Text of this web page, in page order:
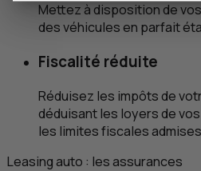
Mettez à disposition de
des véhicules en parfait
Fiscalité réduite
Réduisez les impôts de
déduisant les loyers de
les limites fiscales
Leasingauto : les assurances